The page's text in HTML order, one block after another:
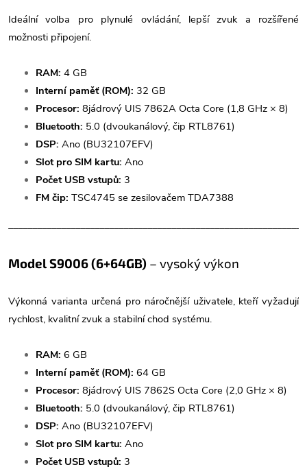
Ideální volba pro plynulé ovládání, lepší zvuk a rozšířené
možnosti připojení.
RAM: 4 GB
Interní paměť (ROM): 32 GB
Procesor: 8jádrový UIS 7862A Octa Core (1,8 GHz × 8)
Bluetooth: 5.0 (dvoukanálový, čip RTL8761)
DSP: Ano (BU32107EFV)
Slot pro SIM kartu: Ano
Počet USB vstupů: 3
FM čip: TSC4745 se zesilovačem TDA7388
Model S9006 (6+64GB) – vysoký výkon
Výkonná varianta určená pro náročnější uživatele, kteří vyžadují
rychlost, kvalitní zvuk a stabilní chod systému.
RAM: 6 GB
Interní paměť (ROM): 64 GB
Procesor: 8jádrový UIS 7862S Octa Core (2,0 GHz × 8)
Bluetooth: 5.0 (dvoukanálový, čip RTL8761)
DSP: Ano (BU32107EFV)
Slot pro SIM kartu: Ano
Počet USB vstupů: 3